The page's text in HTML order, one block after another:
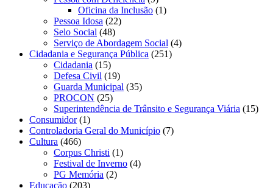
Oficina da Inclusão (1)
Pessoa Idosa (22)
Selo Social (48)
Serviço de Abordagem Social (4)
Cidadania e Segurança Pública (251)
Cidadania (15)
Defesa Civil (19)
Guarda Municipal (35)
PROCON (25)
Superintendência de Trânsito e Segurança Viária (15)
Consumidor(1)
Controladoria Geral do Município (7)
Cultura (466)
Corpus Christi (1)
Festival de Inverno (4)
PG Memória (2)
Educação (203)